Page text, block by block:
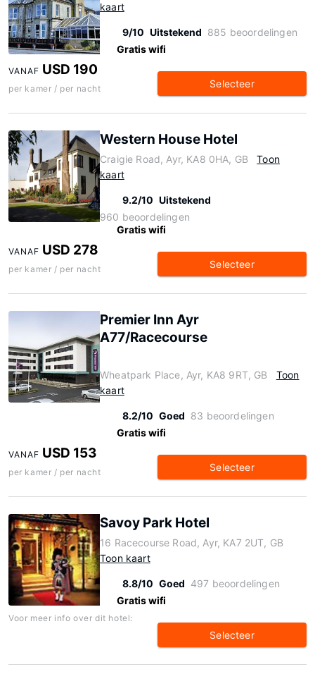
kaart
9/10 Uitstekend 885 beoordelingen
Gratis wifi
VANAF USD 190
per kamer / per nacht Selecteer
Western House Hotel
Craigie Road, Ayr, KA8 0HA, GB
Toon
kaart
9.2/10 Uitstekend
960 beoordelingen
Gratis wifi
VANAF USD 278
per kamer / per nacht Selecteer
Premier Inn Ayr
A77/Racecourse
Wheatpark Place, Ayr, KA8 9RT, GB
Toon
kaart
8.2/10 Goed 83 beoordelingen
Gratis wifi
VANAF USD 153
per kamer / per nacht Selecteer
Savoy Park Hotel
16 Racecourse Road, Ayr, KA7 2UT, GB
Toon kaart
8.8/10 Goed 497 beoordelingen
Gratis wifi
Voor meer info over dit hotel:
Selecteer